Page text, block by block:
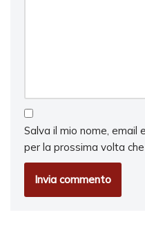
Salva il mio nome,
per la prossima volta